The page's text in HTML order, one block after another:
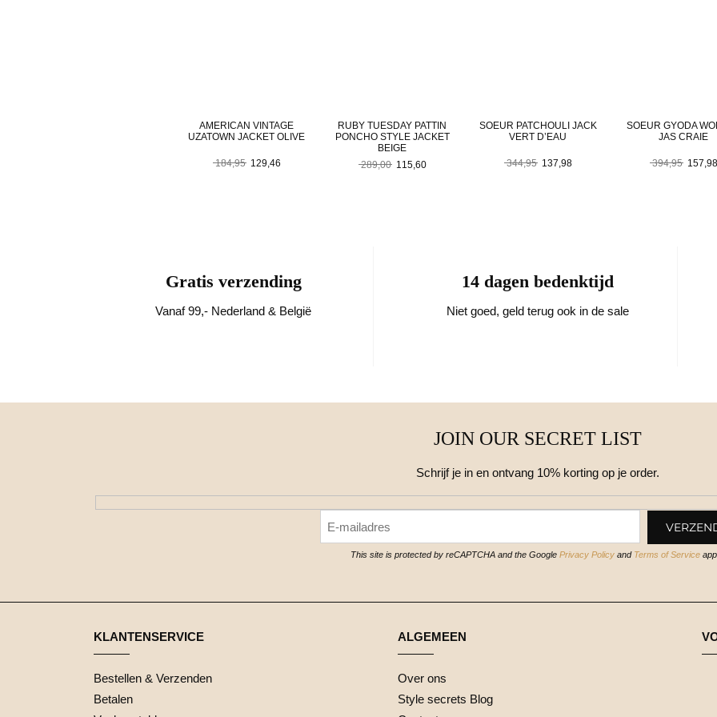
AMERICAN VINTAGE
UZATOWN JACKET OLIVE
184,95 Oorspronkelijke
129,46Huidige
RUBY TUESDAY PATTIN
PONCHO STYLE JACKET
BEIGE
289,00 Oorspronkelijke
115,60Huidige
SOEUR PATCHOULI JACK
VERT D’EAU
344,95 Oorspronkelijke
137,98Huidige
SOEUR GYODA
JAS CRAIE
394,95 157,98
Gratis verzending
Vanaf 99,- Nederland & België
14 dagen bedenktijd
Niet goed, geld terug ook in de sale
JOIN OUR SECRET LIST
Schrijf je in en ontvang 10% korting op je order.
This site is protected by reCAPTCHA and the Google Privacy Policy and Terms of Service
KLANTENSERVICE
Bestellen & Verzenden
Betalen
ALGEMEEN
Over ons
Style secrets Blog